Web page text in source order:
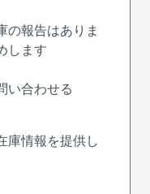
の報告はありま
します
い合わせる
庫情報を提供し